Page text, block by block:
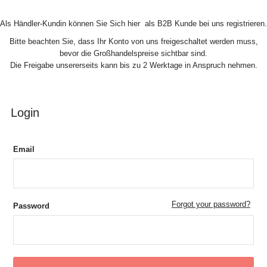
Als Händler-Kundin können Sie Sich hier als B2B Kunde bei uns registrieren.
Bitte beachten Sie, dass Ihr Konto von uns freigeschaltet werden muss,
bevor die Großhandelspreise sichtbar sind.
Die Freigabe unsererseits kann bis zu 2 Werktage in Anspruch nehmen.
Login
Email
Password Forgot your password?